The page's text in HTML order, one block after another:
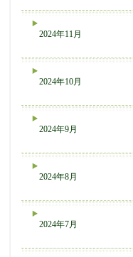
2024年11月
2024年10月
2024年9月
2024年8月
2024年7月